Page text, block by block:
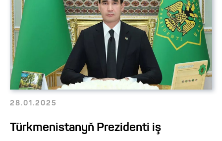
28.01.2025
Türkmenistanyň Prezidenti iş